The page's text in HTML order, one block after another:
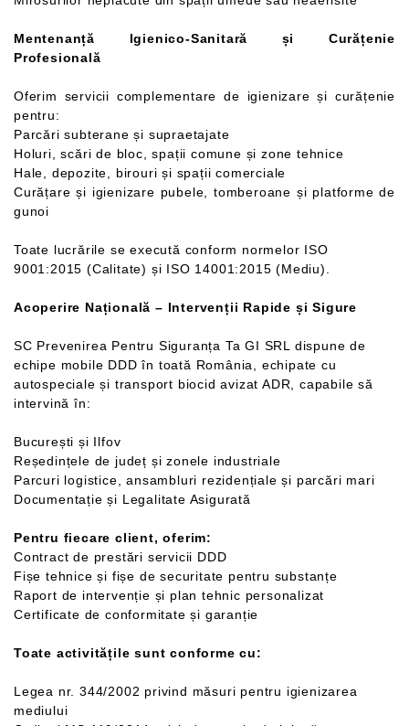
Mentenanță Igienico-Sanitară și Curățenie
Profesională
Oferim servicii complementare de igienizare și curățenie
pentru:
Parcări subterane și supraetajate
Holuri, scări de bloc, spații comune și zone tehnice
Hale, depozite, birouri și spații comerciale
Curățare și igienizare pubele, tomberoane și platforme de
gunoi
Toate lucrările se execută conform normelor ISO
9001:2015 (Calitate) și ISO 14001:2015 (Mediu).
Acoperire Națională – Intervenții Rapide și Sigure
SC Prevenirea Pentru Siguranța Ta GI SRL dispune de
echipe mobile DDD în toată România, echipate cu
autospeciale și transport biocid avizat ADR, capabile să
intervină în:
București și Ilfov
Reședințele de județ și zonele industriale
Parcuri logistice, ansambluri rezidențiale și parcări mari
Documentație și Legalitate Asigurată
Pentru fiecare client, oferim:
Contract de prestări servicii DDD
Fișe tehnice și fișe de securitate pentru substanțe
Raport de intervenție și plan tehnic personalizat
Certificate de conformitate și garanție
Toate activitățile sunt conforme cu:
Legea nr. 344/2002 privind măsuri pentru igienizarea
mediului